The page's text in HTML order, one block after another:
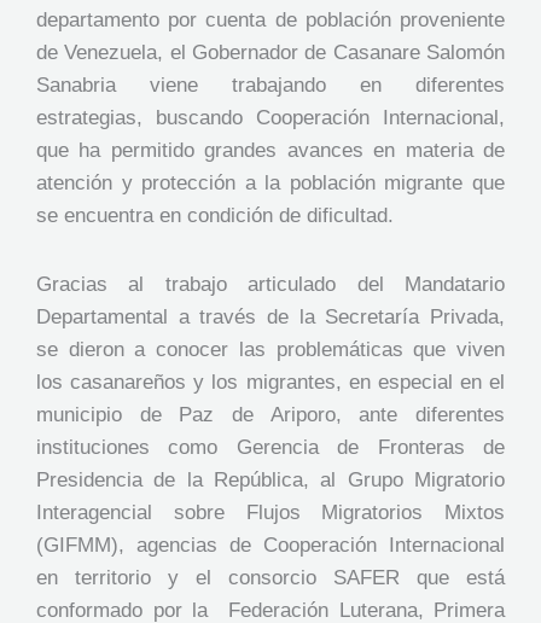
departamento por cuenta de población proveniente
de Venezuela, el Gobernador de Casanare Salomón
Sanabria viene trabajando en diferentes
estrategias, buscando Cooperación Internacional,
que ha permitido grandes avances en materia de
atención y protección a la población migrante que
se encuentra en condición de dificultad.
Gracias al trabajo articulado del Mandatario
Departamental a través de la Secretaría Privada,
se dieron a conocer las problemáticas que viven
los casanareños y los migrantes, en especial en el
municipio de Paz de Ariporo, ante diferentes
instituciones como Gerencia de Fronteras de
Presidencia de la República, al Grupo Migratorio
Interagencial sobre Flujos Migratorios Mixtos
(GIFMM), agencias de Cooperación Internacional
en territorio y el consorcio SAFER que está
conformado por la Federación Luterana, Primera